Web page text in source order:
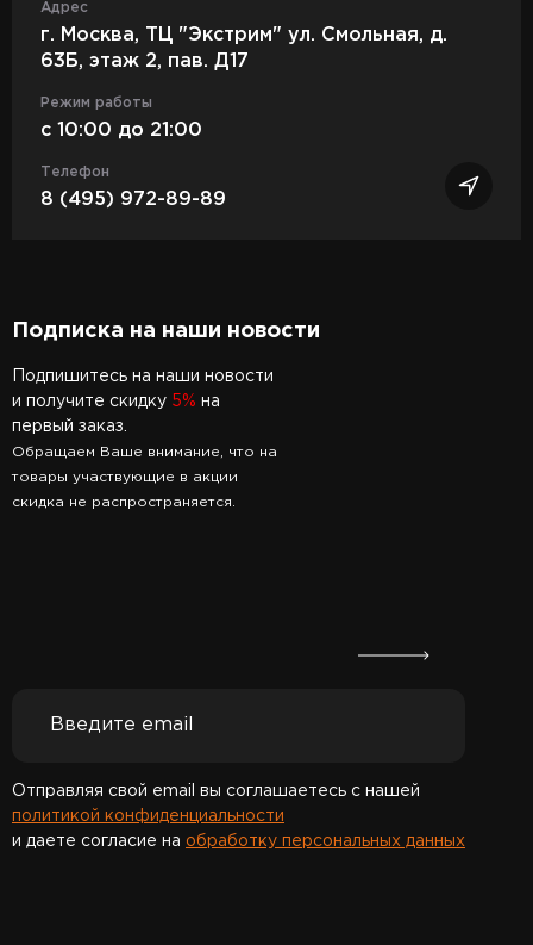
Адрес
г. Москва, ТЦ "Экстрим" ул. Смольная, д.
63Б, этаж 2, пав. Д17
Режим работы
c 10:00 до 21:00
Телефон
8 (495) 972-89-89
Подписка на наши новости
Подпишитесь на наши новости
и получите скидку 5% на
первый заказ.
Обращаем Ваше внимание, что на
товары участвующие в акции
скидка не распространяется.
Отправляя свой email вы соглашаетесь с нашей
политикой конфиденциальности
и даете согласие на обработку персональных данных